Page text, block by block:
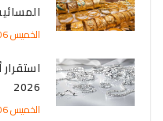
المسائية
الخميس 06 أغسطس 2026-05:55
2026
الخميس 06 أغسطس 2026-05:52